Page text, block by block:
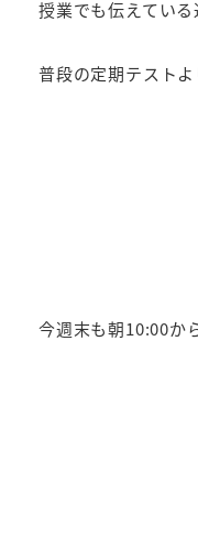
授業でも伝えている
普段の定期テストよ
今週末も朝10:00か